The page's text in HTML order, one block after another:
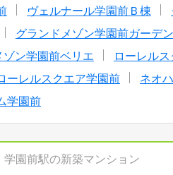
ヴェルナール学園前Ｂ棟
グランドメゾン学園前ガーデ
ゾン学園前ベリエ
ローレル
ーレルスクエア学園前
ネオ
学園前
学園前駅の新築マンション